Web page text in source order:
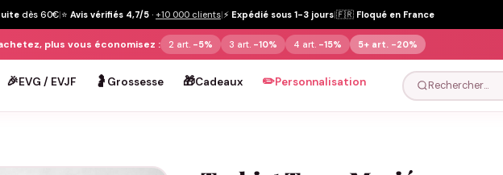
dès 60€|⭐ Avis vérifiés 4,7/5 · +10 000 clients|⚡ Expédié sous 1-3 jours|🇫🇷 Floqué en France
plus vous économisez : 2 art. -5% 3 art. -10% 4 art. -15% 5+ art. -20%
🎉EVG / EVJF 🤰 Grossesse 🎁Cadeaux ✏️Personnalisation Rechercher…